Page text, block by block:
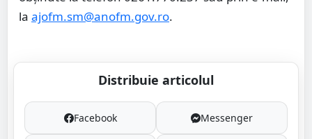
la ajofm.sm@anofm.gov.ro.
Distribuie articolul
Facebook Messenger